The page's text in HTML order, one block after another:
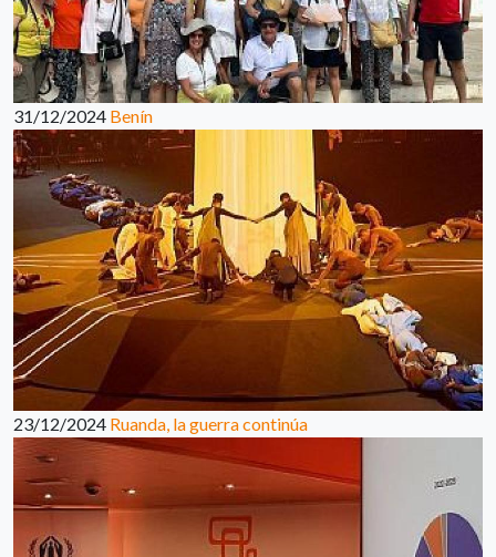
31/12/2024 Benín
23/12/2024 Ruanda, la guerra continúa